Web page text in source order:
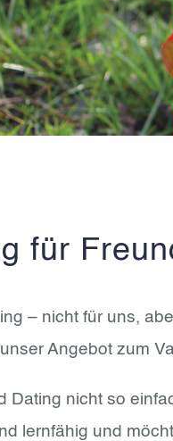
für
– nicht für uns,
Angebot zum
Dating nicht so
lernfähig und